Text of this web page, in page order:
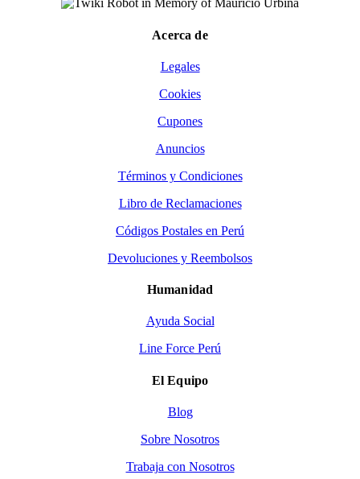
Acerca de
Legales
Cookies
Cupones
Anuncios
Términos y Condiciones
Libro de Reclamaciones
Códigos Postales en Perú
Devoluciones y Reembolsos
Humanidad
Ayuda Social
Line Force Perú
El Equipo
Blog
Sobre Nosotros
Trabaja con Nosotros